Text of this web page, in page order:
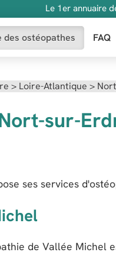
Le 1er annuaire
des ostéopathes FAQ
> Loire-Atlantique >
sur-
ses services
de Vallée Michel